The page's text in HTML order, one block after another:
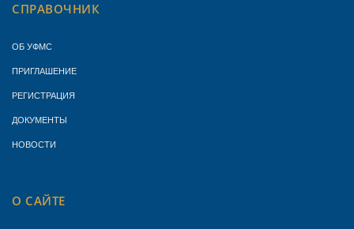
СПРАВОЧНИК
ОБ УФМС
ПРИГЛАШЕНИЕ
РЕГИСТРАЦИЯ
ДОКУМЕНТЫ
НОВОСТИ
О САЙТЕ